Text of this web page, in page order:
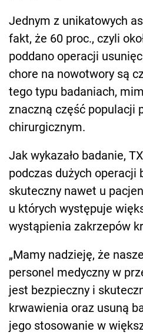
Jednym z unikatowych
fakt, że 60 proc., czyli
poddano operacji
chore na nowotwory są
tego typu badaniach,
znaczną część populacji
chirurgicznym.
Jak wykazało badanie,
podczas dużych operacji
skuteczny nawet u
u których występuje
wystąpienia zakrzepów
„Mamy nadzieję, że
personel medyczny w
jest bezpieczny i
krwawienia oraz usuną
jego stosowanie w